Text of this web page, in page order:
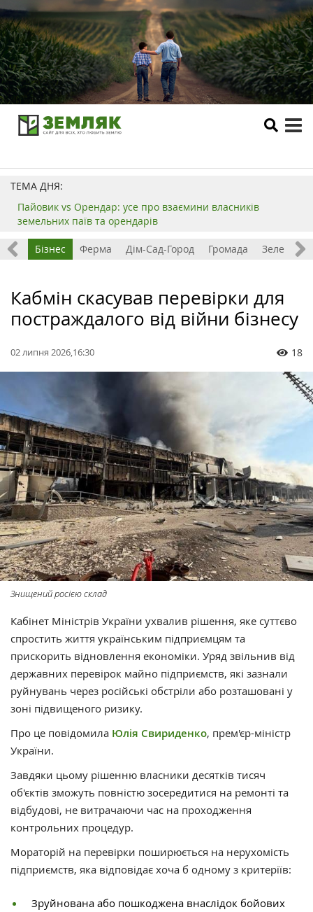
ТЕМА ДНЯ:
Пайовик vs Орендар: усе про взаємини власників
земельних паїв та орендарів
Бізнес Ферма Дім-Сад-Город Громада Зелений
Кабмін скасував перевірки для
постраждалого від війни бізнесу
02 липня 2026,16:30 18
Знищений росією склад
Кабінет Міністрів України ухвалив рішення, яке суттєво
спростить життя українським підприємцям та
прискорить відновлення економіки. Уряд звільнив від
державних перевірок майно підприємств, які зазнали
руйнувань через російські обстріли або розташовані у
зоні підвищеного ризику.
Про це повідомила Юлія Свириденко, прем'єр-міністр
України.
Завдяки цьому рішенню власники десятків тисяч
об'єктів зможуть повністю зосередитися на ремонті та
відбудові, не витрачаючи час на проходження
контрольних процедур.
Мораторій на перевірки поширюється на нерухомість
підприємств, яка відповідає хоча б одному з критеріїв:
Зруйнована або пошкоджена внаслідок бойових